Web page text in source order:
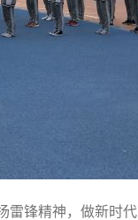
锋精神，做新时